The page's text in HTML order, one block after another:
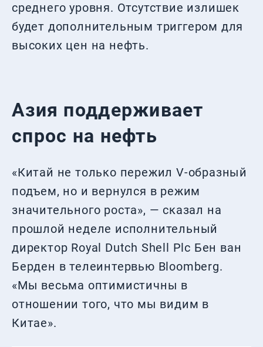
среднего уровня. Отсутствие излишек
будет дополнительным триггером для
высоких цен на нефть.
Азия поддерживает
спрос на нефть
«Китай не только пережил V-образный
подъем, но и вернулся в режим
значительного роста», — сказал на
прошлой неделе исполнительный
директор Royal Dutch Shell Plc Бен ван
Берден в телеинтервью Bloomberg.
«Мы весьма оптимистичны в
отношении того, что мы видим в
Китае».